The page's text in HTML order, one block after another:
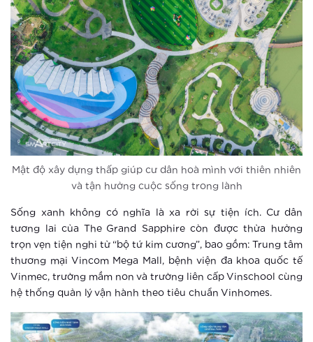
Mật độ xây dựng thấp giúp cư dân hoà mình với thiên nhiên
và tận hưởng cuộc sống trong lành
Sống xanh không có nghĩa là xa rời sự tiện ích. Cư dân
tương lai của The Grand Sapphire còn được thừa hưởng
trọn vẹn tiện nghi từ “bộ tứ kim cương”, bao gồm: Trung tâm
thương mại Vincom Mega Mall, bệnh viện đa khoa quốc tế
Vinmec, trường mầm non và trường liên cấp Vinschool cùng
hệ thống quản lý vận hành theo tiêu chuẩn Vinhomes.
Thành phố thông minh khác xa khu
căn hộ thông thường ra sao?
Xem thêm
Điểm check-in khó bỏ qua tại Hà Nội
dịp Tết thiếu nhi 1-6
Xem thêm
Vingroup tổ chức cho khách hàng trải
nghiệm phong cách sống thông minh
Hào hứng với “cuộc sống một chạm”
tại Vinhomes Smart City
Ứng dụng AI giúp đoán trước hành vi